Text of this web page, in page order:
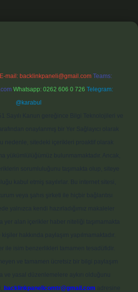
E-mail: backlinkpaneli@gmail.com Teams:
Whatsapp: 0262 606 0 726 Telegram:
@karabul
backlinkpanelicomtr@gmail.com